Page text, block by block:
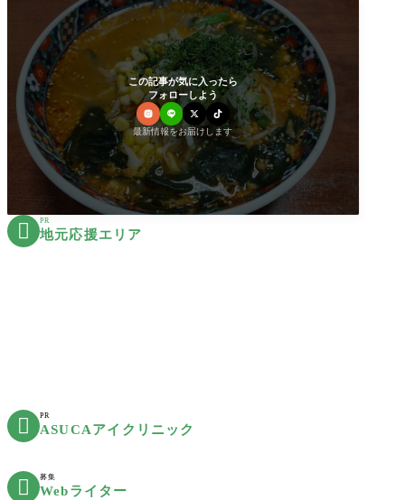
この記事が気に入ったら
フォローしよう
最新情報をお届けします
 PR
地元応援エリア
 PR
ASUCAアイクリニック
 募集
Webライター